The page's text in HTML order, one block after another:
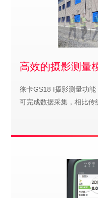
高效的摄影测量
徕卡GS18 I摄影测量功
可完成数据采集，相比传